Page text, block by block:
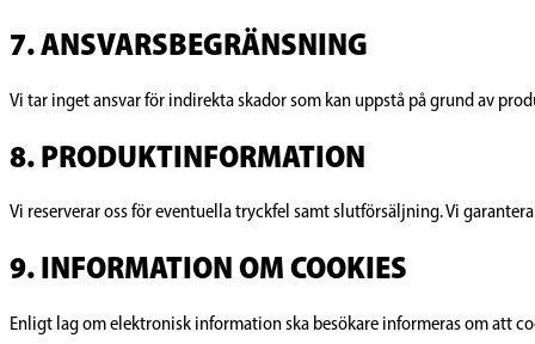
7. ANSVARSBEGRÄNSNING
Vi tar inget ansvar för indirekta skador som kan uppstå på grund av
8. PRODUKTINFORMATION
Vi reserverar oss för eventuella tryckfel samt slutförsäljning. Vi
9. INFORMATION OM COOKIES
Enligt lag om elektronisk information ska besökare informeras om att